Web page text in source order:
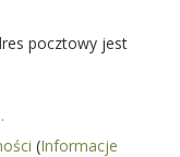
pocztowy jest
(Informacje